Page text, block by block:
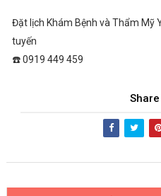
Đặt lịch Khám Bệnh và Thẩm Mỹ
tuyến
☎️ 0919 449 459